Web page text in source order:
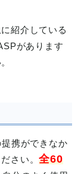
紹介している
があります
携ができなか
さい。全60